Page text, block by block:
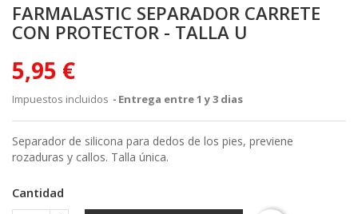
FARMALASTIC SEPARADOR CARRETE
CON PROTECTOR - TALLA U
5,95 €
Impuestos incluidos Entrega entre 1 y 3 dias
Separador de silicona para dedos de los pies, previene
rozaduras y callos. Talla única.
Cantidad